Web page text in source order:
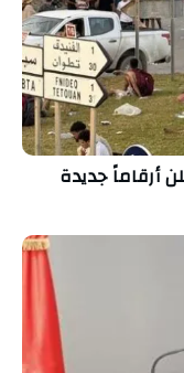
أرقاماً جديدة